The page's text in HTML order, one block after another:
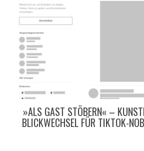
»ALS GAST STÖBERN« –
BLICKWECHSEL FÜR TIKTOK-